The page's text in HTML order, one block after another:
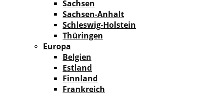
Sachsen
Sachsen-Anhalt
Schleswig-Holstein
Thüringen
Europa
Belgien
Estland
Finnland
Frankreich